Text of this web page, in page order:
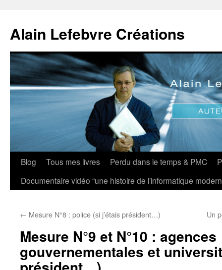
contenu
Alain Lefebvre Créations
Blog Tous mes livres Perdu dans le temps & PMC
Documentaire vidéo “une histoire de l’informatique
← Mesure N°8 : police (si j’étais président…) Un
Mesure N°9 et N°10 : agences
gouvernementales et